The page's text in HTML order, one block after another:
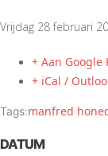
Vrijdag 28 februari
+ Aan Google
+ iCal /
Tags:manfred
DATUM